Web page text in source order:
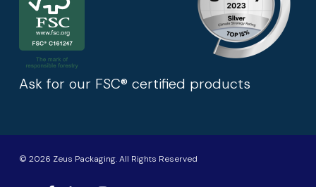
Ask for our FSC® certified products
© 2026 Zeus Packaging. All Rights Reserved